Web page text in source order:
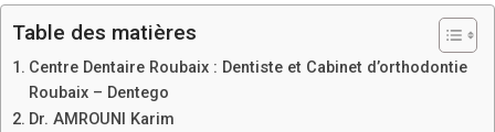
Table des matières
Centre Dentaire Roubaix : Dentiste et Cabinet d’orthodontie
Roubaix – Dentego
Dr. AMROUNI Karim